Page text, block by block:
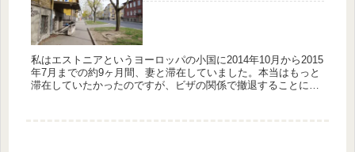
私はエストニアというヨーロッパの小国に2014年10月から2015
年7月までの約9ヶ月間、妻と滞在していました。本当はもっと
滞在していたかったのですが、ビザの関係で撤退することにな